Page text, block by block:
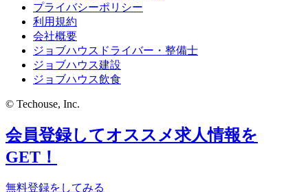
プライバシーポリシー
利用規約
会社概要
ジョブハウスドライバー・整備士
ジョブハウス建設
ジョブハウス飲食
© Techouse, Inc.
会員登録してオススメ求人情報を
GET！
無料登録をしてみる